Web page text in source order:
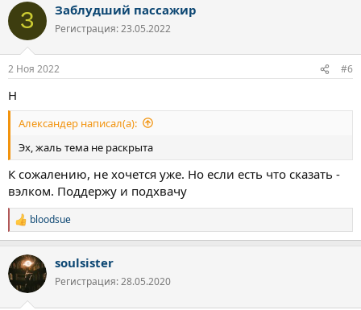
З Заблудший пассажир
Регистрация: 23.05.2022
2 Ноя 2022 #6
Н
Александер написал(а):
Эх, жаль тема не раскрыта
К сожалению, не хочется уже. Но если есть что сказать -
вэлком. Поддержу и подхвачу
Р
е
к
ц
и
bloodsue
soulsister
Регистрация: 28.05.2020